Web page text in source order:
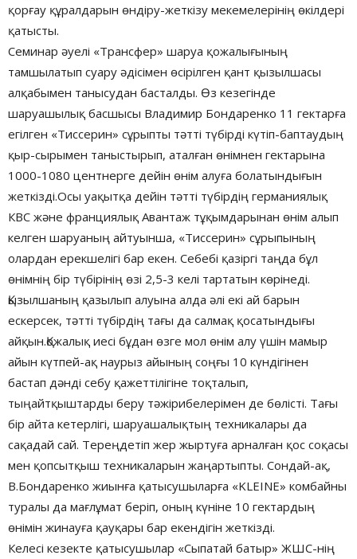
қорғау құралдарын өндіру-жеткізу мекемелерінің өкілдері
қатысты.
Семинар әуелі «Трансфер» шаруа қожалығының
тамшылатып суару әдісімен өсірілген қант қызылшасы
алқабымен танысудан басталды. Өз кезегінде
шаруашылық басшысы Владимир Бондаренко 11 гектарға
егілген «Тиссерин» сұрыпты тәтті түбірді күтіп-баптаудың
қыр-сырымен таныстырып, аталған өнімнен гектарына
1000-1080 центнерге дейін өнім алуға болатындығын
жеткізді.Осы уақытқа дейін тәтті түбірдің германиялық
КВС және франциялық Авантаж тұқымдарынан өнім алып
келген шаруаның айтуынша, «Тиссерин» сұрыпының
олардан ерекшелігі бар екен. Себебі қазіргі таңда бұл
өнімнің бір түбірінің өзі 2,5-3 келі тартатын көрінеді.
Қызылшаның қазылып алуына алда әлі екі ай барын
ескерсек, тәтті түбірдің тағы да салмақ қосатындығы
айқын.Қожалық иесі бұдан өзге мол өнім алу үшін мамыр
айын күтпей-ақ наурыз айының соңғы 10 күндігінен
бастап дәнді себу қажеттілігіне тоқталып,
тыңайтқыштарды беру тәжірибелерімен де бөлісті. Тағы
бір айта кетерлігі, шаруашалықтың техникалары да
сақадай сай. Тереңдетіп жер жыртуға арналған қос соқасы
мен қопсытқыш техникаларын жаңартыпты. Сондай-ақ,
В.Бондаренко жиынға қатысушыларға «KLEINE» комбайны
туралы да мағлұмат беріп, оның күніне 10 гектардың
өнімін жинауға қауқары бар екендігін жеткізді.
Келесі кезекте қатысушылар «Сыпатай батыр» ЖШС-нің